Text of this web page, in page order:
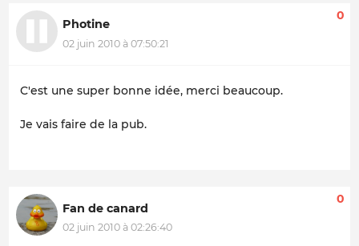
Photine
02 juin 2010 à 07:50:21
0
C'est une super bonne idée, merci beaucoup.
Je vais faire de la pub.
Fan de canard
02 juin 2010 à 02:26:40
0